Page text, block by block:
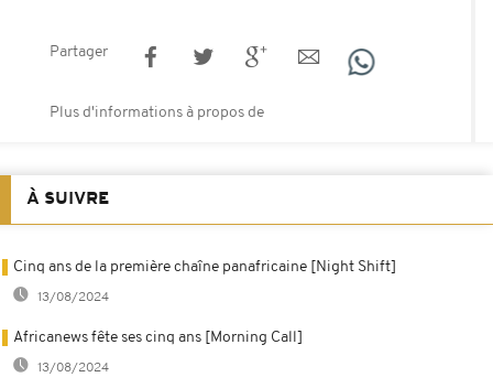
Partager
Plus d'informations à propos de
À SUIVRE
Cinq ans de la première chaîne panafricaine [Night Shift]
13/08/2024
Africanews fête ses cinq ans [Morning Call]
13/08/2024